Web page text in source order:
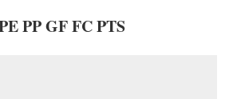
PP GF FC PTS